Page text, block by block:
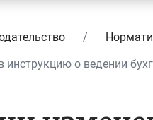
инструкцию о ведении